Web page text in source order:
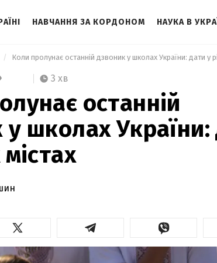
НАВЧАННЯ ЗА КОРДОНОМ НАУКА В
Коли пролунає останній дзвоник у школах України: дати у
3 хв
останній
у школах України: